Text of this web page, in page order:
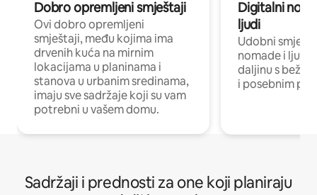
Dobro opremljeni smještaji
Ovi dobro opremljeni
smještaji, među kojima ima
drvenih kuća na mirnim
lokacijama u planinama i
stanova u urbanim sredinama,
imaju sve sadržaje koji su vam
potrebni u vašem domu.
Digitalni
ljudi
Udobni
nomade i ljude
daljinu s
i posebnim
Sadržaji i prednosti za one koji planiraju